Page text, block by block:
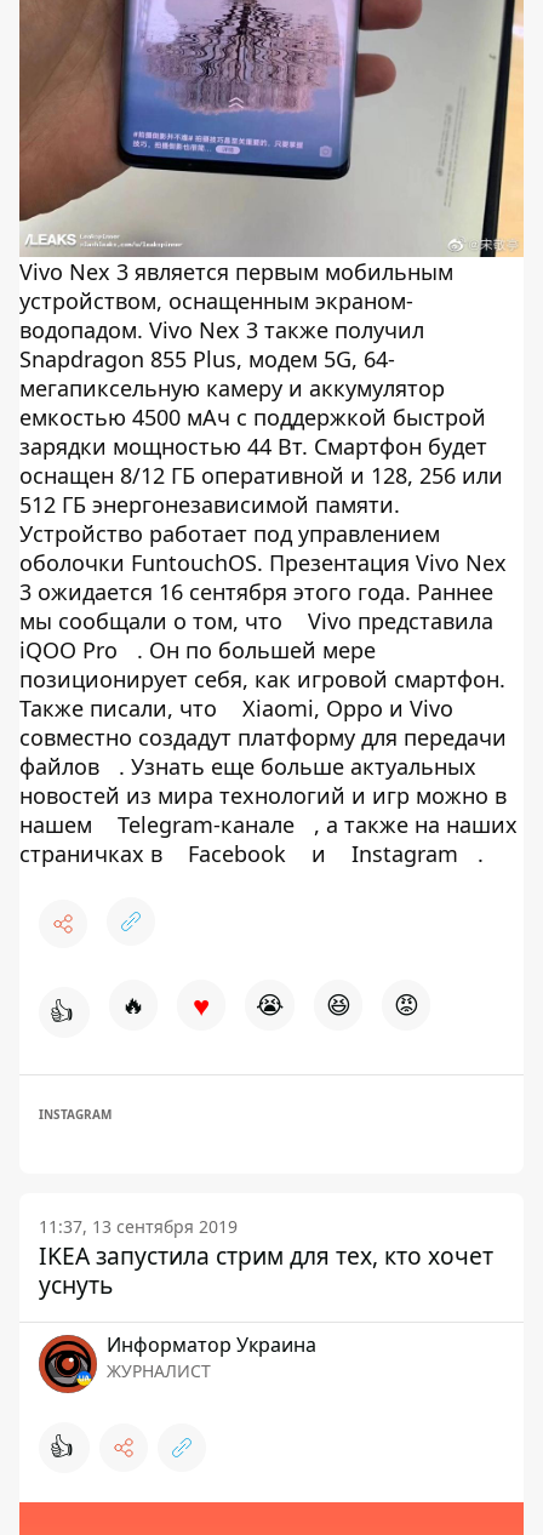
Vivo Nex 3 является первым мобильным
устройством, оснащенным экраном-
водопадом. Vivo Nex 3 также получил
Snapdragon 855 Plus, модем 5G, 64-
мегапиксельную камеру и аккумулятор
емкостью 4500 мАч с поддержкой быстрой
зарядки мощностью 44 Вт. Смартфон будет
оснащен 8/12 ГБ оперативной и 128, 256 или
512 ГБ энергонезависимой памяти.
Устройство работает под управлением
оболочки FuntouchOS. Презентация Vivo Nex
3 ожидается 16 сентября этого года. Раннее
мы сообщали о том, что
Vivo представила
iQOO Pro
. Он по большей мере
позиционирует себя, как игровой смартфон.
Также писали, что
Xiaomi, Oppo и Vivo
совместно создадут платформу для передачи
файлов
. Узнать еще больше актуальных
новостей из мира технологий и игр можно в
нашем
Telegram-канале
, а также на наших
страничках в
Facebook и Instagram .
👍 🔥 ♥ 😭 😆 😡
INSTAGRAM
11:37, 13 сентября 2019
IKEA запустила стрим для тех, кто хочет
уснуть
Информатор Украина
ЖУРНАЛИСТ
👍